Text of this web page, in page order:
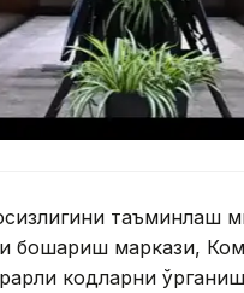
таъминлаш
бошқариш маркази,
кодларни